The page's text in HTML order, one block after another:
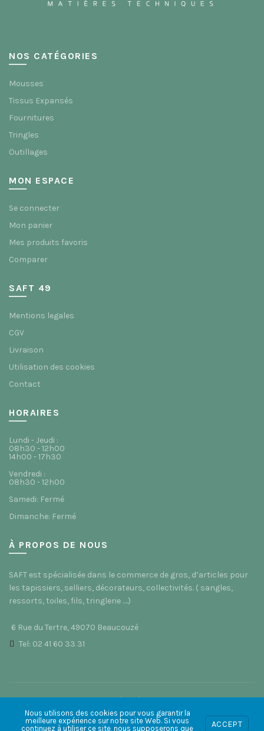
NOS CATÉGORIES
Mousses
Tissus Expansés
Fournitures
Tringles
Outillages
MON ESPACE
Se connecter
Mon panier
Mes produits favoris
Comparer
SAFT 49
Mentions legales
CGV
Livraison
Utilisation des cookies
Contact
HORAIRES
Lundi - Jeudi :
08h30 - 12h00
14h00 - 17h30
Vendredi :
08h30 - 12h00
Samedi: Fermé
Dimanche: Fermé
À PROPOS DE NOUS
SAFT est spécialisée dans le commerce de gros, d’articles pour
les tapissiers, selliers, décorateurs, collectivités. ( sangles,
ressorts, toiles, fils, tringlerie ….)
6 Rue du Tertre, 49070 Beaucouzé
Tel: 02 41 60 33 31
© 2021 Saft49 - Site réalisé parACS Informatique
0 0
Nous utilisons des cookies pour vous garantir la
meilleure expérience sur notre site Web. Si vous
continuez à utiliser ce site, nous supposerons que
ACCEPT